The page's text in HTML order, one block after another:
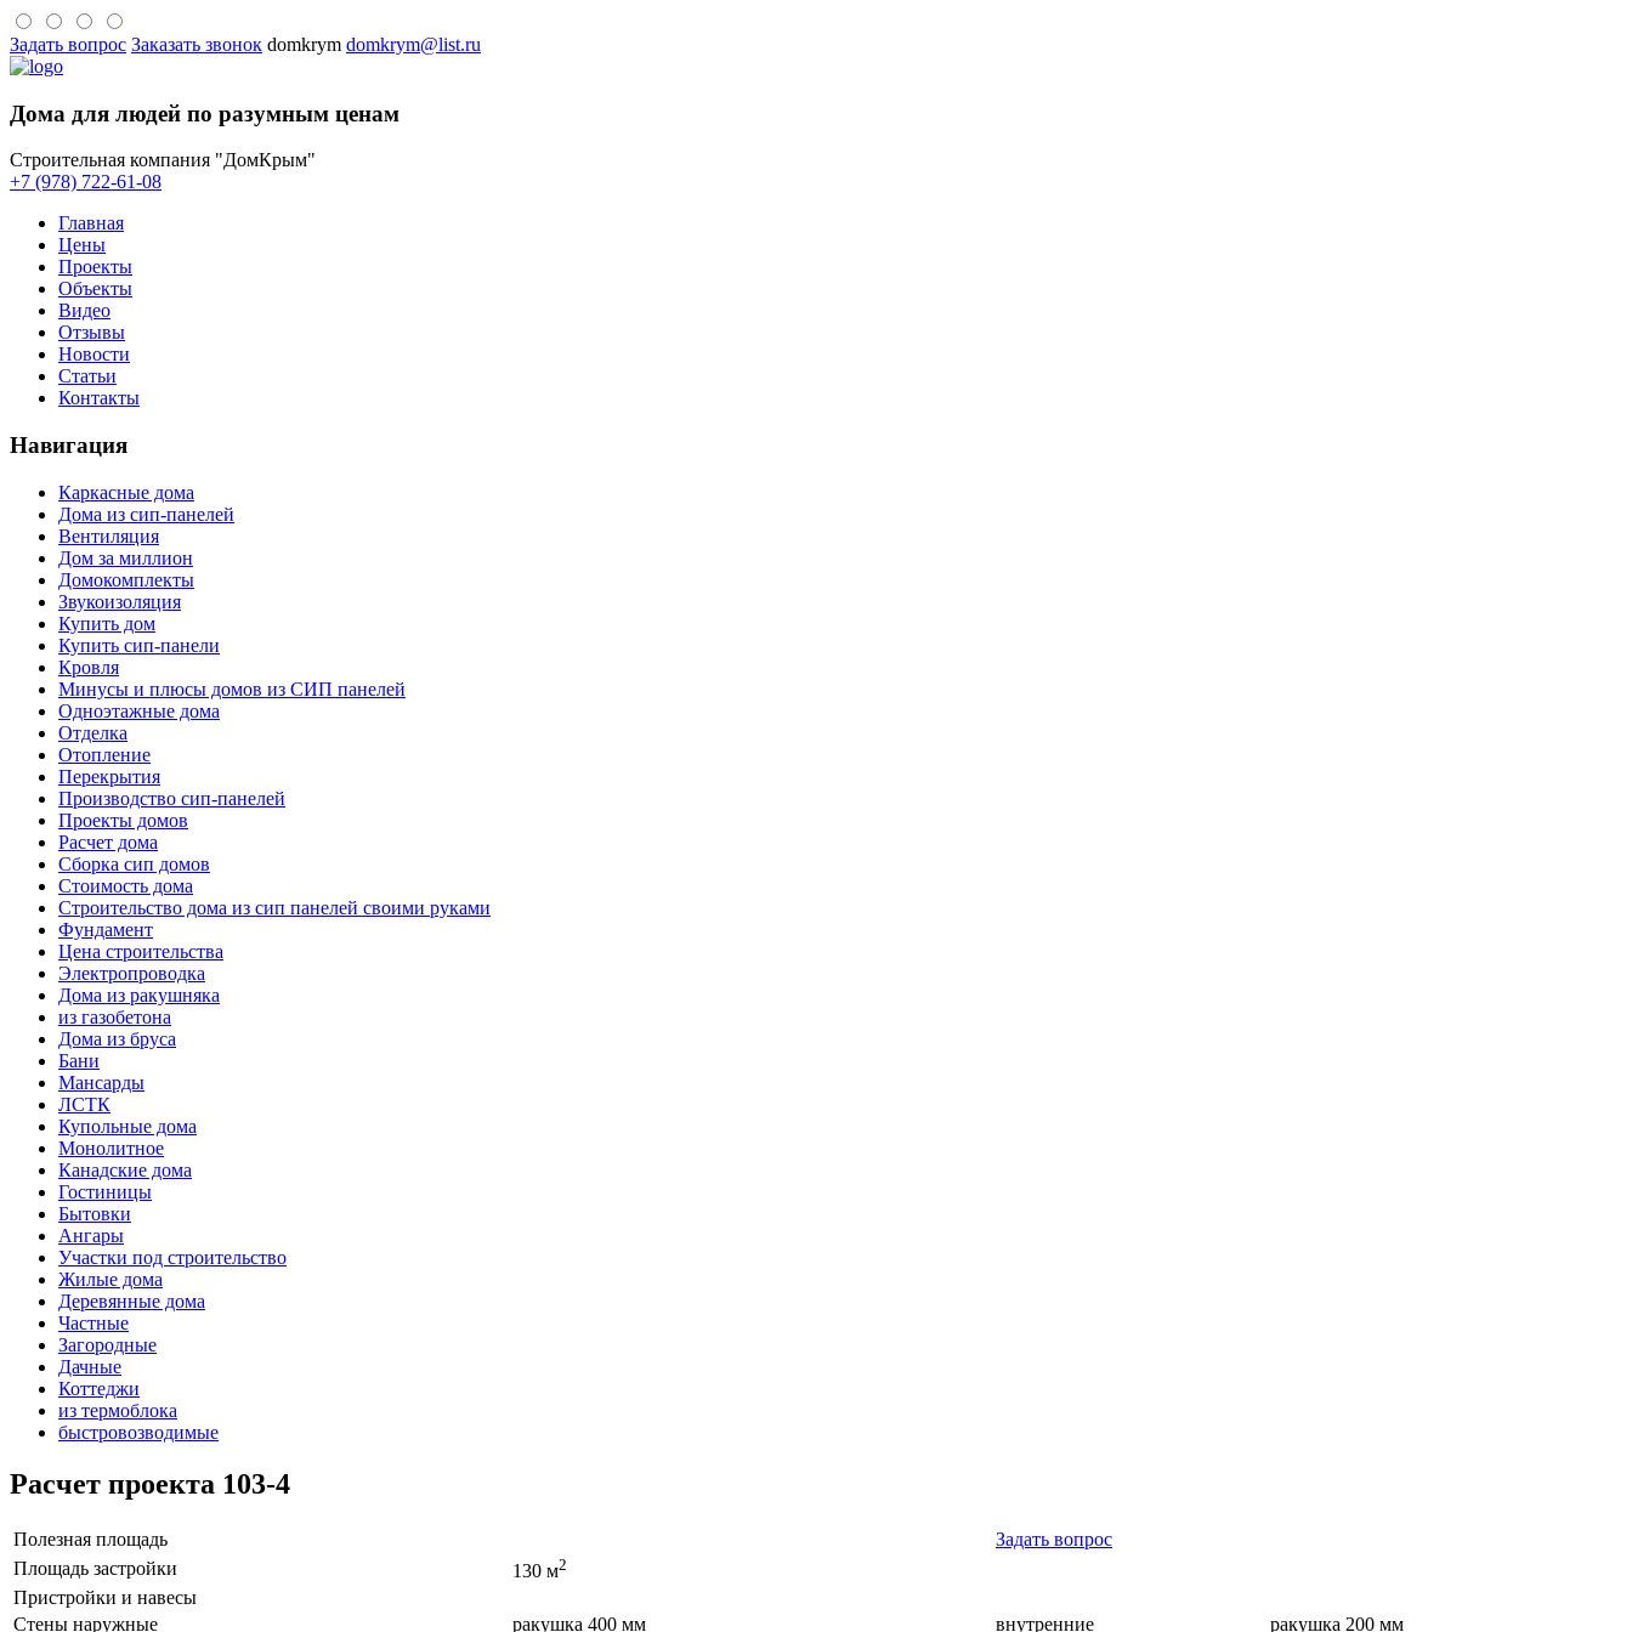
Задать вопрос Заказать звонок domkrym domkrym@list.ru
Дома для людей по разумным ценам
Строительная компания "ДомКрым"
+7 (978) 722-61-08
Главная
Цены
Проекты
Объекты
Видео
Отзывы
Новости
Статьи
Контакты
Навигация
Каркасные дома
Дома из сип-панелей
Вентиляция
Дом за миллион
Домокомплекты
Звукоизоляция
Купить дом
Купить сип-панели
Кровля
Минусы и плюсы домов из СИП панелей
Одноэтажные дома
Отделка
Отопление
Перекрытия
Производство сип-панелей
Проекты домов
Расчет дома
Сборка сип домов
Стоимость дома
Строительство дома из сип панелей своими руками
Фундамент
Цена строительства
Электропроводка
Дома из ракушняка
из газобетона
Дома из бруса
Бани
Мансарды
ЛСТК
Купольные дома
Монолитное
Канадские дома
Гостиницы
Бытовки
Ангары
Участки под строительство
Жилые дома
Деревянные дома
Частные
Загородные
Дачные
Коттеджи
из термоблока
быстровозводимые
Расчет проекта 103-4
Полезная площадь
Задать вопрос
Площадь застройки
130 м2
Пристройки и навесы
Стены наружные
ракушка 400 мм внутренние ракушка 200 мм